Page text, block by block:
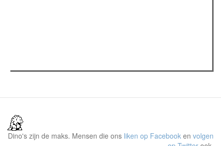
Dino's zijn de maks. Mensen die ons liken op Facebook en volgen